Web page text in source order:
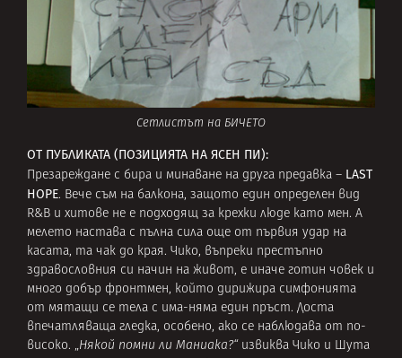
Сетлистът на БИЧЕТО
ОТ ПУБЛИКАТА (ПОЗИЦИЯТА НА ЯСЕН ПИ):
Презареждане с бира и минаване на друга предавка – LAST
HOPE. Вече съм на балкона, защото един определен вид
R&B и хитове не е подходящ за крехки люде като мен. А
мелето настава с пълна сила още от първия удар на
касата, та чак до края. Чико, въпреки престъпно
здравословния си начин на живот, е иначе готин човек и
много добър фронтмен, който дирижира симфонията
от мятащи се тела с има-няма един пръст. Доста
впечатляваща гледка, особено, ако се наблюдава от по-
високо. „Някой помни ли Маниака?“ извиква Чико и Шута